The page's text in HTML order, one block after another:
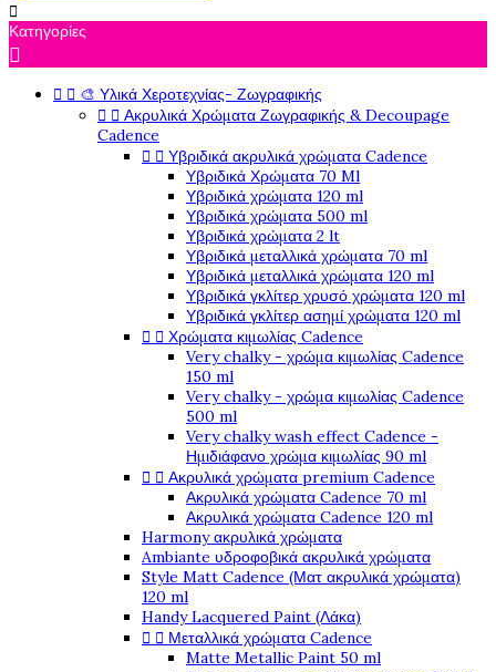

Κατηγορίες

  🎨 Υλικά Χεροτεχνίας- Ζωγραφικής
  Ακρυλικά Χρώματα Ζωγραφικής & Decoupage
Cadence
  Υβριδικά ακρυλικά χρώματα Cadence
Υβριδικά Χρώματα 70 Ml
Υβριδικά χρώματα 120 ml
Υβριδικά χρώματα 500 ml
Υβριδικά χρώματα 2 lt
Υβριδικά μεταλλικά χρώματα 70 ml
Υβριδικά μεταλλικά χρώματα 120 ml
Υβριδικά γκλίτερ χρυσό χρώματα 120 ml
Υβριδικά γκλίτερ ασημί χρώματα 120 ml
  Χρώματα κιμωλίας Cadence
Very chalky - χρώμα κιμωλίας Cadence
150 ml
Very chalky - χρώμα κιμωλίας Cadence
500 ml
Very chalky wash effect Cadence -
Ημιδιάφανο χρώμα κιμωλίας 90 ml
  Ακρυλικά χρώματα premium Cadence
Ακρυλικά χρώματα Cadence 70 ml
Ακρυλικά χρώματα Cadence 120 ml
Harmony ακρυλικά χρώματα
Ambiante υδροφοβικά ακρυλικά χρώματα
Style Matt Cadence (Ματ ακρυλικά χρώματα)
120 ml
Handy Lacquered Paint (Λάκα)
  Μεταλλικά χρώματα Cadence
Matte Metallic Paint 50 ml